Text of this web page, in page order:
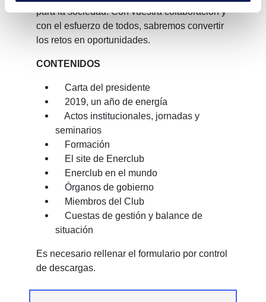
para la sociedad. Con vuestra colaboración y
con el esfuerzo de todos, sabremos convertir
los retos en oportunidades.
CONTENIDOS
Carta del presidente
2019, un año de energía
Actos institucionales, jornadas y
seminarios
Formación
El site de Enerclub
Enerclub en el mundo
Órganos de gobierno
Miembros del Club
Cuestas de gestión y balance de
situación
Es necesario rellenar el formulario por control
de descargas.